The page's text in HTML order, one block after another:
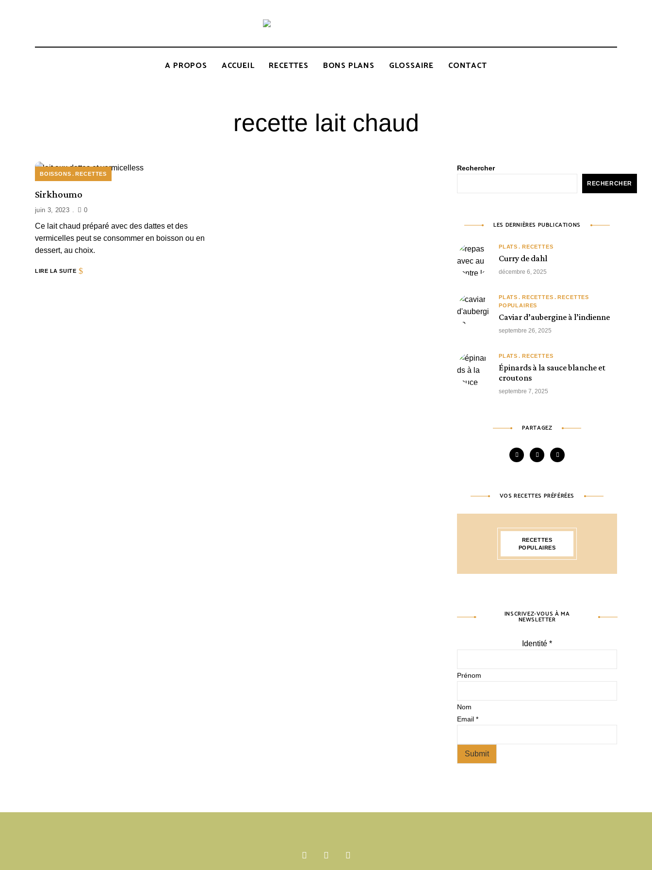
BCOOK
l'Inde
l'Océan
A PROPOS ACCUEIL RECETTES BONS PLANS GLOSSAIRE CONTACT
recette lait chaud
BOISSONS RECETTES
Sirkhoumo
juin 3, 2023 0
Ce lait chaud préparé avec des dattes et des
vermicelles peut se consommer en boisson ou en
dessert, au choix.
LIRE LA SUITE
Rechercher
RECHERCHER
LES DERNIÈRES PUBLICATIONS
PLATS RECETTES
Curry de dahl
décembre 6, 2025
PLATS RECETTES
RECETTES
POPULAIRES
Caviar d’aubergine à l’indienne
septembre 26, 2025
PLATS RECETTES
Épinards à la sauce blanche et
croutons
septembre 7, 2025
PARTAGEZ
VOS RECETTES PRÉFÉRÉES
RECETTES
POPULAIRES
INSCRIVEZ-VOUS À MA
NEWSLETTER
Identité *
Prénom
Nom
Email *
Submit